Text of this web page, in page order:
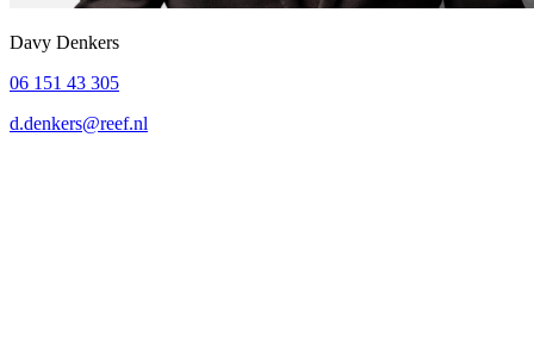
Davy Denkers
06 151 43 305
d.denkers@reef.nl